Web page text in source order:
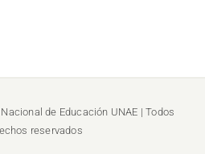
de Educación UNAE | Todos
reservados